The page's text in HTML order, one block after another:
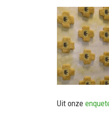
Uit onze